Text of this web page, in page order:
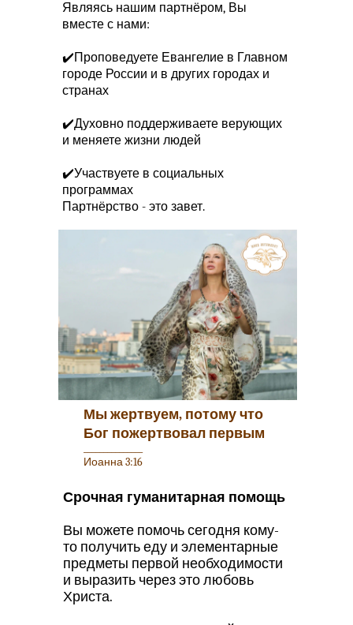
Мы жертвуем, потому что
Бог пожертвовал первым
Иоанна 3:16
Срочная гуманитарная помощь
Вы можете помочь сегодня кому-
то получить еду и элементарные
предметы первой необходимости
и выразить через это любовь
Христа.
Являясь нашим партнёром, Вы
вместе с нами:
✔️Проповедуете Евангелие в Главном
городе России и в других городах и
странах
✔️Духовно поддерживаете верующих
и меняете жизни людей
✔️Участвуете в социальных
программах
Партнёрство - это завет.